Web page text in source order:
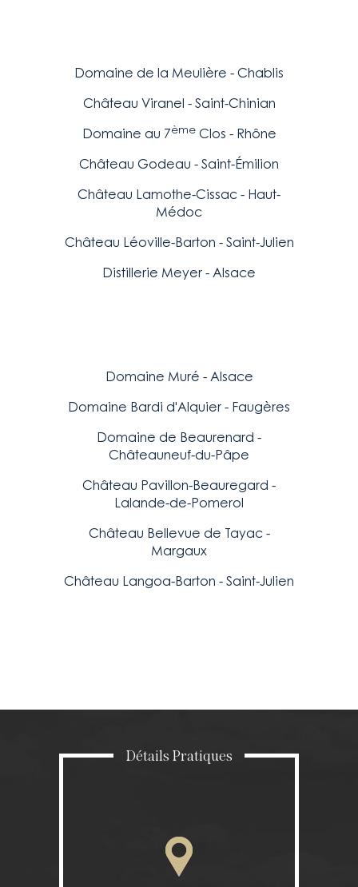
Domaine de la Meulière - Chablis
Château Viranel - Saint-Chinian
Domaine au 7èmeClos - Rhône
Château Godeau - Saint-Émilion
Château Lamothe-Cissac - Haut-
Médoc
Château Léoville-Barton - Saint-Julien
Distillerie Meyer - Alsace
Domaine Muré - Alsace
Domaine Bardi d'Alquier - Faugères
Domaine de Beaurenard -
Châteauneuf-du-Pâpe
Château Pavillon-Beauregard -
Lalande-de-Pomerol
Château Bellevue de Tayac -
Margaux
Château Langoa-Barton - Saint-Julien
Détails Pratiques